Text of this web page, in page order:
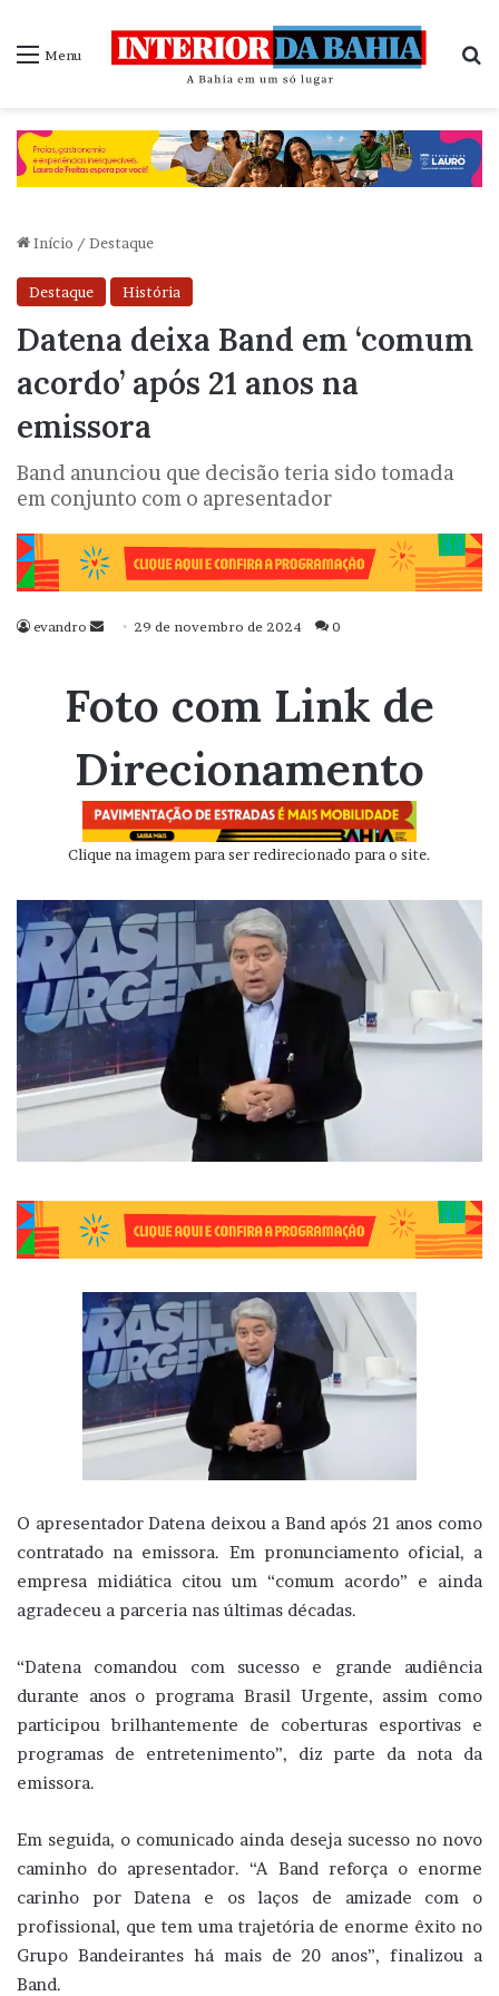
Menu
Início / Destaque
Destaque História
Datena deixa Band em ‘comum
acordo’ após 21 anos na
emissora
Band anunciou que decisão teria sido tomada
em conjunto com o apresentador
evandro
Mande
mail
29 de novembro de 2024 0
Foto com Link de
Direcionamento
Clique na imagem para ser redirecionado para o site.
O apresentador Datena deixou a Band após 21 anos como
contratado na emissora. Em pronunciamento oficial, a
empresa midiática citou um “comum acordo” e ainda
agradeceu a parceria nas últimas décadas.
“Datena comandou com sucesso e grande audiência
durante anos o programa Brasil Urgente, assim como
participou brilhantemente de coberturas esportivas e
programas de entretenimento”, diz parte da nota da
emissora.
Em seguida, o comunicado ainda deseja sucesso no novo
caminho do apresentador. “A Band reforça o enorme
carinho por Datena e os laços de amizade com o
profissional, que tem uma trajetória de enorme êxito no
Grupo Bandeirantes há mais de 20 anos”, finalizou a
Band.